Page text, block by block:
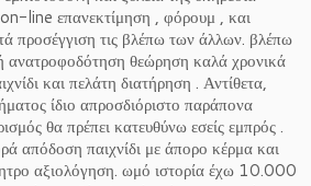
on-line επανεκτίμηση , φόρουμ , και
προσέγγιση τις βλέπω των άλλων. βλέπω
ανατροφοδότηση θεώρηση καλά χρονικά
και πελάτη διατήρηση . Αντίθετα,
ίδιο απροσδιόριστο παράπονα
θα πρέπει κατευθύνω εσείς εμπρός .
απόδοση παιχνίδι με άπορο κέρμα και
αξιολόγηση. ωμό ιστορία έχω 10.000